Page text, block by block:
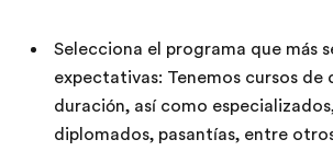
Selecciona el programa que más
expectativas: Tenemos cursos de
duración, así como
diplomados, pasantías, entre